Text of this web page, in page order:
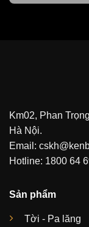
Km02, Phan
Hà Nội.
Email:
Hotline: 1800 64
Sản phẩm
Tời - Pa lăng